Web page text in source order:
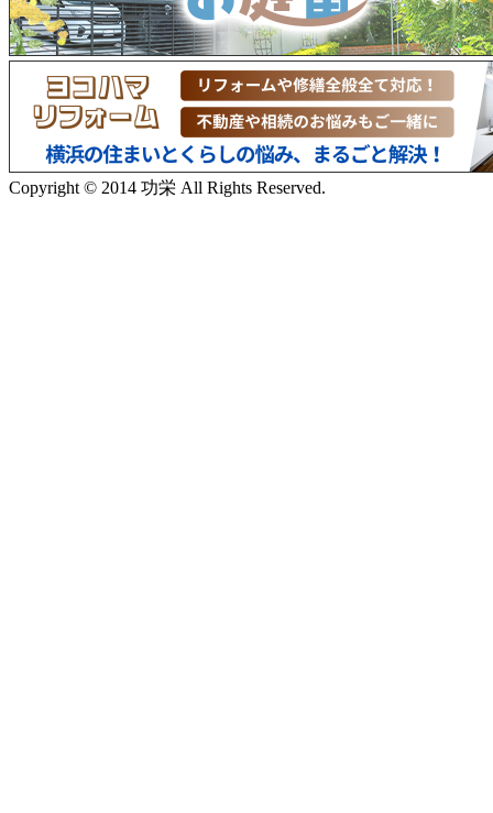
Copyright © 2014 功栄 All Rights Reserved.